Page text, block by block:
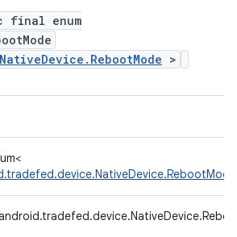
final enum
NativeDevice.RebootMode >